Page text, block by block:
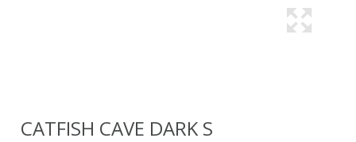
CATFISH CAVE DARK S